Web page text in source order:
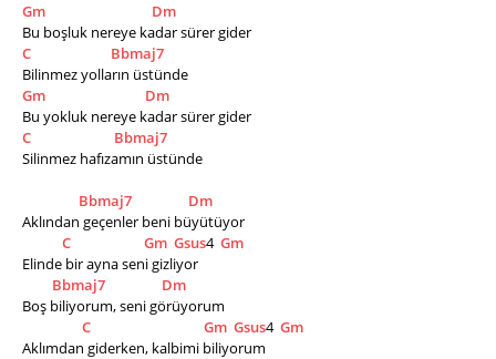
Gm
Dm
Bu boşluk nereye kadar sürer gider
C
Bbmaj7
Bilinmez yolların üstünde
Gm
Dm
Bu yokluk nereye kadar sürer gider
C
Bbmaj7
Silinmez hafızamın üstünde
Bbmaj7
Dm
Aklından geçenler beni büyütüyor
C
Gm Gsus4 Gm
Elinde bir ayna seni gizliyor
Bbmaj7
Dm
Boş biliyorum, seni görüyorum
C
Gm Gsus4 Gm
Aklımdan giderken, kalbimi biliyorum